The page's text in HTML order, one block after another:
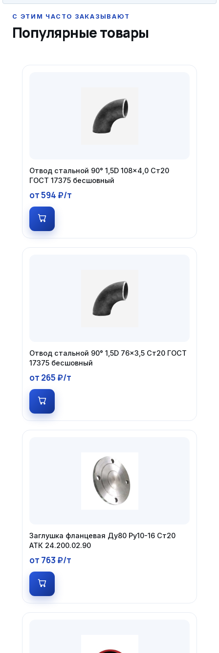
Популярные товары
Отвод стальной 90° 1,5D 108×4,0 Ст20
ГОСТ 17375 бесшовный
от 594 ₽/т
Отвод стальной 90° 1,5D 76×3,5 Ст20 ГОСТ
17375 бесшовный
от 265 ₽/т
Заглушка фланцевая Ду80 Ру10-16 Ст20
АТК 24.200.02.90
от 763 ₽/т